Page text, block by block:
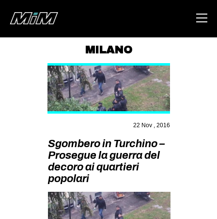
ABOUT
AREA
CSOA LAMBRETTA
MSM
ZAM
MILANO
22 Nov , 2016
Sgombero in Turchino –
Prosegue la guerra del
decoro ai quartieri
popolari